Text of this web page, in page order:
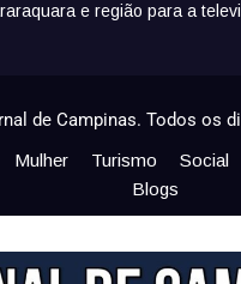
e região para a
de Campinas. Todos os
Mulher Turismo Social
Blogs